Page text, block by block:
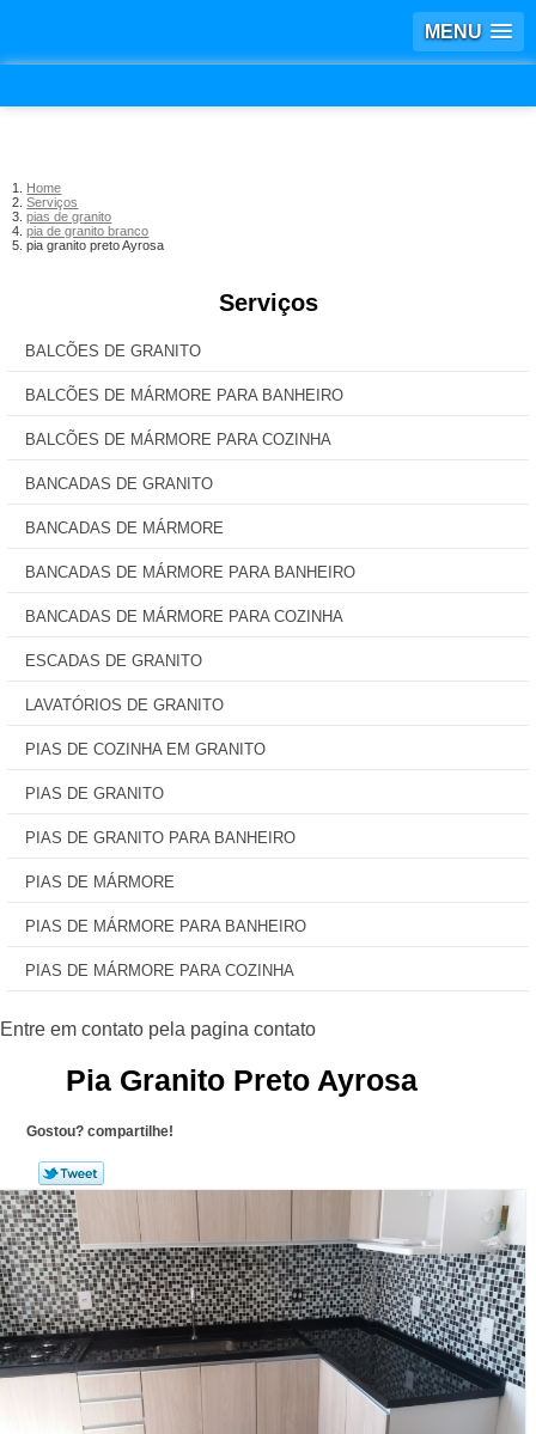
MENU
Home
Serviços
pias de granito
pia de granito branco
pia granito preto Ayrosa
Serviços
BALCÕES DE GRANITO
BALCÕES DE MÁRMORE PARA BANHEIRO
BALCÕES DE MÁRMORE PARA COZINHA
BANCADAS DE GRANITO
BANCADAS DE MÁRMORE
BANCADAS DE MÁRMORE PARA BANHEIRO
BANCADAS DE MÁRMORE PARA COZINHA
ESCADAS DE GRANITO
LAVATÓRIOS DE GRANITO
PIAS DE COZINHA EM GRANITO
PIAS DE GRANITO
PIAS DE GRANITO PARA BANHEIRO
PIAS DE MÁRMORE
PIAS DE MÁRMORE PARA BANHEIRO
PIAS DE MÁRMORE PARA COZINHA
Pia Granito Preto Ayrosa
Gostou? compartilhe!